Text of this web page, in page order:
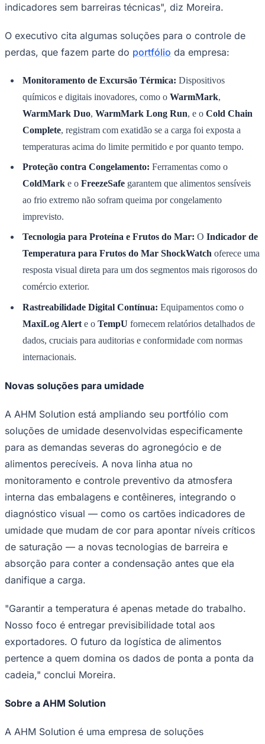
São Paulo
Santos
indicadores sem barreiras técnicas", diz Moreira.
O executivo cita algumas soluções para o controle de
perdas, que fazem parte do portfólio da empresa:
Monitoramento de Excursão Térmica: Dispositivos
químicos e digitais inovadores, como o WarmMark,
WarmMark Duo, WarmMark Long Run, e o Cold Chain
Complete, registram com exatidão se a carga foi exposta a
temperaturas acima do limite permitido e por quanto tempo.
Proteção contra Congelamento: Ferramentas como o
ColdMarke o FreezeSafegarantem que alimentos sensíveis
ao frio extremo não sofram queima por congelamento
imprevisto.
Tecnologia para Proteína e Frutos do Mar: O Indicador de
Temperatura para Frutos do Mar ShockWatchoferece uma
resposta visual direta para um dos segmentos mais rigorosos do
comércio exterior.
Rastreabilidade Digital Contínua: Equipamentos como o
MaxiLog Alerte o TempU fornecem relatórios detalhados de
dados, cruciais para auditorias e conformidade com normas
internacionais.
Novas soluções para umidade
A AHM Solution está ampliando seu portfólio com
soluções de umidade desenvolvidas especificamente
para as demandas severas do agronegócio e de
alimentos perecíveis. A nova linha atua no
monitoramento e controle preventivo da atmosfera
interna das embalagens e contêineres, integrando o
diagnóstico visual — como os cartões indicadores de
umidade que mudam de cor para apontar níveis críticos
de saturação — a novas tecnologias de barreira e
absorção para conter a condensação antes que ela
danifique a carga.
"Garantir a temperatura é apenas metade do trabalho.
Nosso foco é entregar previsibilidade total aos
exportadores. O futuro da logística de alimentos
pertence a quem domina os dados de ponta a ponta da
cadeia," conclui Moreira.
Sobre a AHM Solution
A AHM Solution é uma empresa de soluções